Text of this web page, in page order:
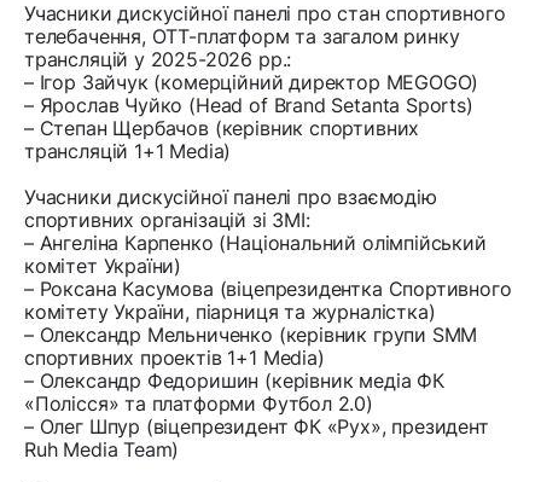
Учасники дискусійної панелі про стан спортивного
телебачення, OTT-платформ та загалом ринку
трансляцій у 2025-2026 рр.:
– Ігор Зайчук (комерційний директор MEGOGO)
– Ярослав Чуйко (Head of Brand Setanta Sports)
– Степан Щербачов (керівник спортивних
трансляцій 1+1 Media)
Учасники дискусійної панелі про взаємодію
спортивних організацій зі ЗМІ:
– Ангеліна Карпенко (Національний олімпійський
комітет України)
– Роксана Касумова (віцепрезидентка Спортивного
комітету України, піарниця та журналістка)
– Олександр Мельниченко (керівник групи SMM
спортивних проектів 1+1 Media)
– Олександр Федоришин (керівник медіа ФК
«Полісся» та платформи Футбол 2.0)
– Олег Шпур (віцепрезидент ФК «Рух», президент
Ruh Media Team)